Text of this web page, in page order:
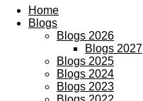
Home
Blogs
Blogs 2026
Blogs 2027
Blogs 2025
Blogs 2024
Blogs 2023